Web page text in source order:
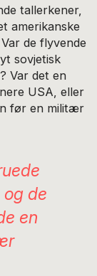
tallerkener,
amerikanske
de flyvende
sovjetisk
Var det en
USA, eller
før en militær
de
en